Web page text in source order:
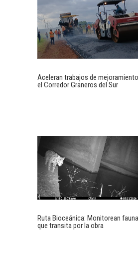
Aceleran trabajos de
el Corredor Graneros del Sur
Ruta Bioceánica: Monitorean fauna
que transita por la obra